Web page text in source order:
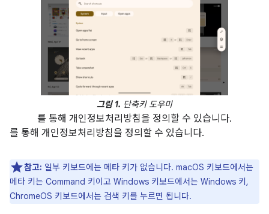
그림 1. 단축키 도우미
를 통해 개인정보처리방침을 정의할 수 있습니다.
를 통해 개인정보처리방침을 정의할 수 있습니다.
참고: 일부 키보드에는 메타 키가 없습니다. macOS 키보드에서는
메타 키는 Command 키이고 Windows 키보드에서는 Windows 키,
ChromeOS 키보드에서는 검색 키를 누르면 됩니다.